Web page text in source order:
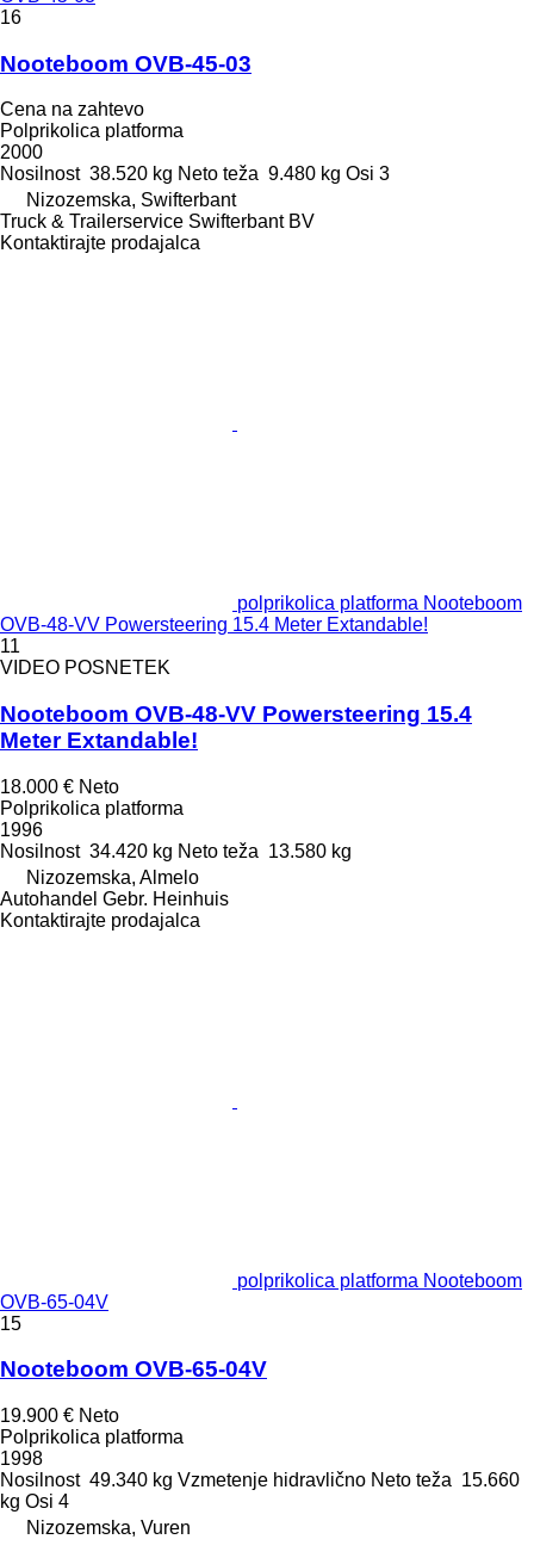
16
Nooteboom OVB-45-03
Cena na zahtevo
Polprikolica platforma
2000
Nosilnost 38.520 kg Neto teža 9.480 kg Osi 3
Nizozemska, Swifterbant
Truck & Trailerservice Swifterbant BV
Kontaktirajte prodajalca
polprikolica platforma Nooteboom
OVB-48-VV Powersteering 15.4 Meter Extandable!
11
VIDEO POSNETEK
Nooteboom OVB-48-VV Powersteering 15.4
Meter Extandable!
18.000 € Neto
Polprikolica platforma
1996
Nosilnost 34.420 kg Neto teža 13.580 kg
Nizozemska, Almelo
Autohandel Gebr. Heinhuis
Kontaktirajte prodajalca
polprikolica platforma Nooteboom
OVB-65-04V
15
Nooteboom OVB-65-04V
19.900 € Neto
Polprikolica platforma
1998
Nosilnost 49.340 kg Vzmetenje hidravlično Neto teža 15.660
kg Osi 4
Nizozemska, Vuren